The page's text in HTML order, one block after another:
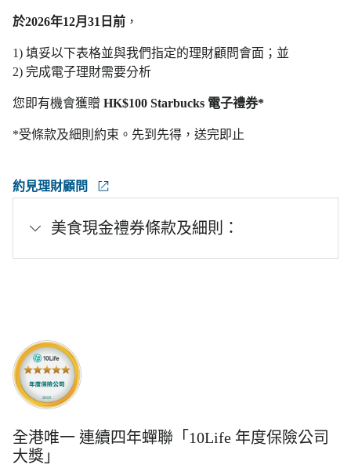
於2026年12月31日前 ，
1) 填妥以下表格並與我們指定的理財顧問會面；並
2) 完成電子理財需要分析
您即有機會獲贈 HK$100 Starbucks 電子禮券*
*受條款及細則約束。先到先得，送完即止
約見理財顧問
美食現金禮券條款及細則：
全港唯一 連續四年蟬聯「10Life 年度保險公司
大獎」